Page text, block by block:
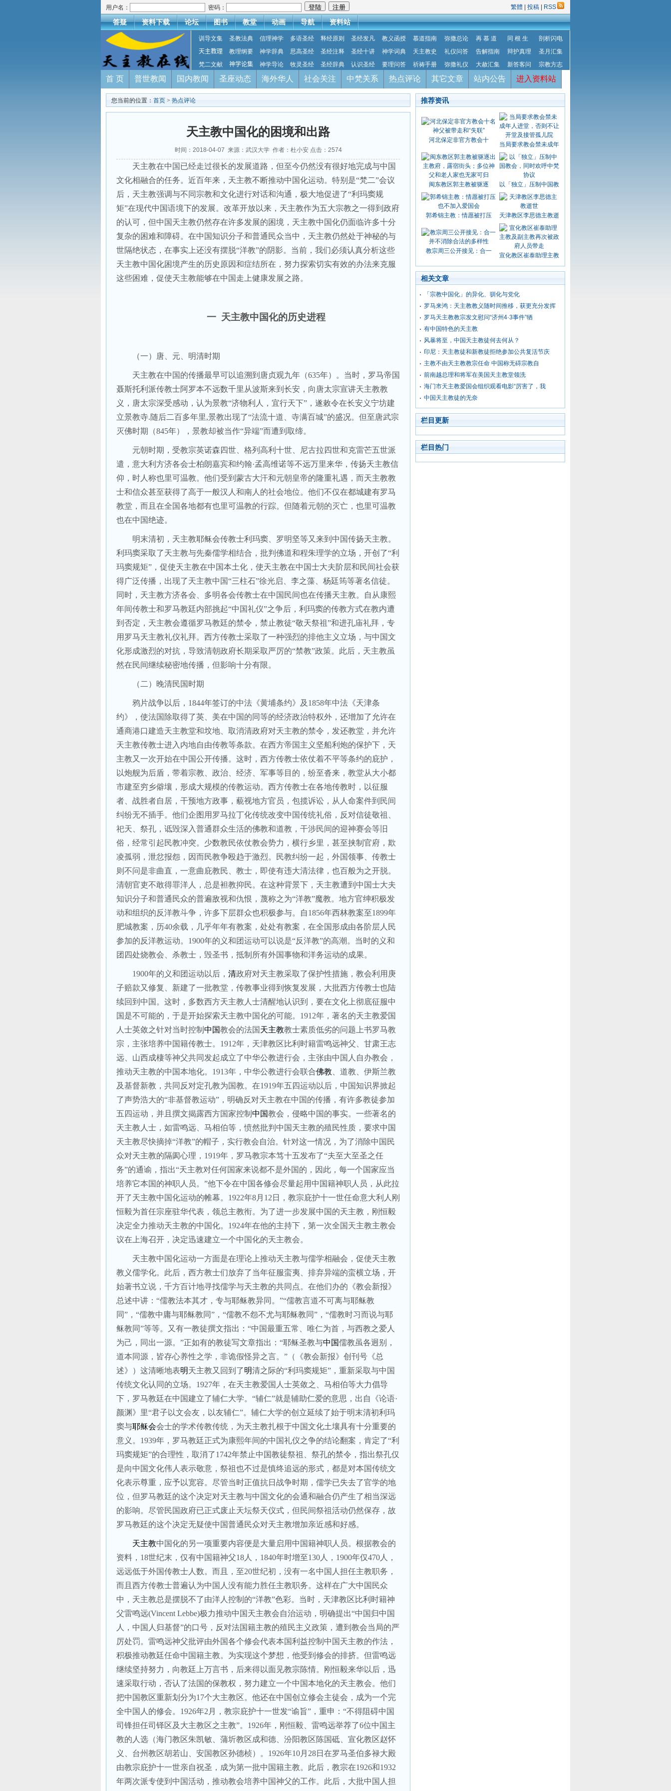
用户名： 密码： 繁體 投稿 RSS
答疑 资料下载 论坛 图书 教堂 动画 导航 资料站
训导文集 圣教法典 信理神学 多语圣经 释经原则 圣经发凡 教义函授 慕道指南 弥撒总论 再 慕 道 同 根 生
剖析闪电
天主教理
教理纲要 神学辞典 思高圣经 圣经注释 圣经十讲 神学词典 天主教史 礼仪问答 告解指南 辩护真理
圣月汇集
梵二文献
神学论集 神学导论 牧灵圣经 圣经辞典 认识圣经 要理问答 祈祷手册 弥撒礼仪 大赦汇集 新答客问 宗教方志
首 页 普世教闻 国内教闻 圣座动态 海外华人 社会关注 中梵关系 热点评论 其它文章 站内公告 进入资料站
您当前的位置： 首页 > 热点评论
天主教中国化的困境和出路
时间：2018-04-07 来源：武汉大学 作者：杜小安 点击： 2574
天主教在中国已经走过很长的发展道路，但至今仍然没有很好地完成与中国
文化相融合的任务。近百年来，天主教不断推动中国化运动。特别是“梵二”会议
后，天主教强调与不同宗教和文化进行对话和沟通，极大地促进了“利玛窦规
矩”在现代中国语境下的发展。改革开放以来，天主教作为五大宗教之一得到政府
的认可，但中国天主教仍然存在许多发展的困境，天主教中国化仍面临许多十分
复杂的困难和障碍。在中国知识分子和普通民众当中，天主教仍然处于神秘的与
世隔绝状态，在事实上还没有摆脱“洋教”的阴影。当前，我们必须认真分析这些
天主教中国化困境产生的历史原因和症结所在，努力探索切实有效的办法来克服
这些困难，促使天主教能够在中国走上健康发展之路。
一 天主教中国化的历史进程
（一）唐、元、明清时期
天主教在中国的传播最早可以追溯到唐贞观九年（635年）。当时，罗马帝国
聂斯托利派传教士阿罗本不远数千里从波斯来到长安，向唐太宗宣讲天主教教
义，唐太宗深受感动，认为景教“济物利人，宜行天下”，遂敕令在长安义宁坊建
立景教寺.随后二百多年里,景教出现了“法流十道、寺满百城”的盛况。但至唐武宗
灭佛时期（845年），景教却被当作“异端”而遭到取缔。
元朝时期，受教宗英诺森四世、格列高利十世、尼古拉四世和克雷芒五世派
遣，意大利方济各会士柏朗嘉宾和约翰·孟高维诺等不远万里来华，传扬天主教信
仰，时人称也里可温教。他们受到蒙古大汗和元朝皇帝的隆重礼遇，而天主教教
士和信众甚至获得了高于一般汉人和南人的社会地位。他们不仅在都城建有罗马
教堂，而且在全国各地都有也里可温教的行踪。但随着元朝的灭亡，也里可温教
也在中国绝迹。
明末清初，天主教耶稣会传教士利玛窦、罗明坚等又来到中国传扬天主教。
利玛窦采取了天主教与先秦儒学相结合，批判佛道和程朱理学的立场，开创了“利
玛窦规矩”，促使天主教在中国本土化，使天主教在中国士大夫阶层和民间社会获
得广泛传播，出现了天主教中国“三柱石”徐光启、李之藻、杨廷筠等著名信徒。
同时，天主教方济各会、多明各会传教士在中国民间也在传播天主教。自从康熙
年间传教士和罗马教廷内部挑起“中国礼仪”之争后，利玛窦的传教方式在教内遭
到否定，天主教会遵循罗马教廷的禁令，禁止教徒“敬天祭祖”和进孔庙礼拜，专
用罗马天主教礼仪礼拜。西方传教士采取了一种强烈的排他主义立场，与中国文
化形成激烈的对抗，导致清朝政府长期采取严厉的“禁教”政策。此后，天主教虽
然在民间继续秘密地传播，但影响十分有限。
（二）晚清民国时期
鸦片战争以后， 1844年签订的中法《黄埔条约》及 1858年中法《天津条
约》，使法国除取得了英、美在中国的同等的经济政治特权外，还增加了允许在
通商港口建造天主教堂和坟地、取消清政府对天主教的禁令，发还教堂，并允许
天主教传教士进入内地自由传教等条款。在西方帝国主义坚船利炮的保护下，天
主教又一次开始在中国公开传播。这时，西方传教士依仗着不平等条约的庇护，
以炮舰为后盾，带着宗教、政治、经济、军事等目的，纷至沓来，教堂从大小都
市建至穷乡僻壤，形成大规模的传教运动。西方传教士在各地传教时，以征服
者、战胜者自居，干预地方政事，藐视地方官员，包揽诉讼，从人命案件到民间
纠纷无不插手。他们企图用罗马拉丁化传统改变中国传统礼俗，反对信徒敬祖、
祀天、祭孔，诋毁深入普通群众生活的佛教和道教，干涉民间的迎神赛会等旧
俗，经常引起民教冲突。少数教民依仗教会势力，横行乡里，甚至挟制官府，欺
凌孤弱，泄忿报怨，因而民教争殴趋于激烈。民教纠纷一起，外国领事、传教士
则不问是非曲直，一意曲庇教民、教士，即使有违大清法律，也百般为之开脱。
清朝官吏不敢得罪洋人，总是袒教抑民。在这种背景下，天主教遭到中国士大夫
知识分子和普通民众的普遍敌视和仇恨，蔑称之为“洋教”魔教。地方官绅积极发
动和组织的反洋教斗争，许多下层群众也积极参与。自1856年西林教案至1899年
肥城教案，历40余载，几乎年年有教案，处处有教案，在全国形成由各阶层人民
参加的反洋教运动。 1900年的义和团运动可以说是“反洋教”的高潮。当时的义和
团四处烧教会、杀教士，毁圣书，抵制所有外国事物和洋务运动的成果。
1900年的义和团运动以后， 清政府对天主教采取了保护性措施，教会利用庚
子赔款又修复、新建了一批教堂，传教事业得到恢复发展，大批西方传教士也陆
续回到中国。这时，多数西方天主教人士清醒地认识到，要在文化上彻底征服中
国是不可能的，于是开始探索天主教中国化的可能。 1912年，著名的天主教爱国
人士英敛之针对当时控制 中国教会的法国 天主教教士素质低劣的问题上书罗马教
宗，主张培养中国籍传教士。 1912年，天津教区比利时籍雷鸣远神父、甘肃王志
远、山西成棲等神父共同发起成立了中华公教进行会，主张由中国人自办教会，
推动天主教的中国本地化。 1913年，中华公教进行会联合佛教 、道教、伊斯兰教
及基督新教，共同反对定孔教为国教。在1919年五四运动以后，中国知识界掀起
了声势浩大的“非基督教运动”，明确反对天主教在中国的传播，有许多教徒参加
五四运动，并且撰文揭露西方国家控制 中国教会，侵略中国的事实。一些著名的
天主教人士，如雷鸣远、马相伯等，愤然批判中国天主教的殖民性质，要求中国
天主教尽快摘掉“洋教”的帽子，实行教会自治。针对这一情况，为了消除中国民
众对天主教的隔阂心理， 1919年，罗马教宗本笃十五发布了“夫至大至圣之任
务”的通谕，指出“天主教对任何国家来说都不是外国的，因此，每一个国家应当
培养它本国的神职人员。”他下令在中国各修会尽量起用中国籍神职人员，从此拉
开了天主教中国化运动的帷幕。 1922年8月 12 日，教宗庇护十一世任命意大利人刚
恒毅为首任宗座驻华代表，领总主教衔。为了进一步发展中国的天主教，刚恒毅
决定全力推动天主教的中国化。 1924年在他的主持下，第一次全国天主教主教会
议在上海召开，决定迅速建立一个中国化的天主教会。
天主教中国化运动一方面是在理论上推动天主教与儒学相融会，促使天主教
教义儒学化。此后，西方教士们放弃了当年征服蛮夷、排弃异端的蛮横立场，开
始著书立说，千方百计地寻找儒学与天主教的共同点。在他们办的《教会新报》
总述中讲：“儒教法本其才，专与耶稣教异同。”“儒教言道不可离与耶稣教
同”，“儒教中庸与耶稣教同”，“儒教不怨不尤与耶稣教同”，“儒教时习而说与耶
稣教同”等等。又有一教徒撰文指出：“中国最重五常、唯仁为首，与西教之爱人
为己，同出一源。”正如有的教徒写文章指出：“耶稣圣教与中国儒教虽各迥别，
道本同源，皆存心养性之学，非诡假怪异之言。”（《教会新报》创刊号《总
述》）这清晰地表明天主教又回到了明清之际的“利玛窦规矩”，重新采取与中国
传统文化认同的立场。 1927年，在天主教爱国人士英敛之、马相伯等大力倡导
下，罗马教廷在中国建立了辅仁大学。“辅仁”就是辅助仁爱的意思，出自《论语·
颜渊》里“君子以文会友，以友辅仁”。辅仁大学的创立延续了始于明末清初利玛
窦与耶稣会会士的学术传教传统，为天主教扎根于中国文化土壤具有十分重要的
意义。 1939年，罗马教廷正式为康熙年间的中国礼仪之争的结论翻案，肯定了“利
玛窦规矩”的合理性，取消了1742年禁止中国教徒祭祖、祭孔的禁令，指出祭孔仅
是向中国文化伟人表示敬意，祭祖也不过是慎终追远的形式，都是对本国传统文
化表示尊重，应予以宽容。尽管当时正值抗日战争时期，儒学已失去了官学的地
位，但罗马教廷的这个决定对天主教与中国文化的会通和融合仍产生了相当深远
的影响。尽管民国政府已正式废止天坛祭天仪式，但民间祭祖活动仍然保存，故
罗马教廷的这个决定无疑使中国普通民众对天主教增加亲近感和好感。
天主教中国化的另一项重要内容便是大量启用中国籍神职人员。根据教会的
资料， 18世纪末，仅有中国籍神父18 人， 1840年时增至130 人， 1900年仅470 人，
远远低于外国传教士人数。而且，至20世纪初，没有一名中国人担任主教职务，
而且西方传教士普遍认为中国人没有能力胜任主教职务。这样在广大中国民众
中，天主教总是摆脱不了由洋人控制的“洋教”色彩。当时，天津教区比利时籍神
父雷鸣远(Vincent Lebbe)极力推动中国天主教会自治运动，明确提出“中国归中国
人，中国人归基督”的口号，反对法国籍主教的殖民主义政策，遭到教会当局的严
厉处罚。雷鸣远神父批评由外国各个修会代表本国利益控制中国天主教的作法，
积极推动教廷任命中国籍主教。为实现这个梦想，他受到修会的排挤。但雷鸣远
继续坚持努力，向教廷上万言书，后来得以面见教宗陈情。刚恒毅来华以后，迅
速采取行动，否认了法国的保教权，努力建立一个中国本地化的天主教会。他们
把中国教区重新划分为17个大主教区。他还在中国创立修会主徒会，成为一个完
全中国人的修会。 1926年2 月，教宗庇护十一世发“谕旨”，重申：“不得阻碍中国
司锋担任司铎区及大主教区之主教”。 1926年，刚恒毅、雷鸣远举荐了6位中国主
教的人选（海门教区朱凯敏、蒲圻教区成和德、汾阳教区陈国砥、宣化教区赵怀
义、台州教区胡若山、安国教区孙德桢）。 1926年10月 28日在罗马圣伯多禄大殿
由教宗庇护十一世亲自祝圣，成为第一批中国籍主教。此后，教宗在1926和1932
年两次派专使到中国活动，推动教会培养中国神父的工作。此后，大批中国人担
推荐资讯
河北保定非官方教会十
当局要求教会禁未成年
闽东教区郭主教被驱逐 以「独立」压制中国教
郭希锦主教：情愿被打压 天津教区李思德主教逝
教宗周三公开接见：合一
宣化教区崔泰助理主教
相关文章
「宗教中国化」的异化、驯化与党化
罗马来鸿：天主教教义随时间推移，获更充分发挥
罗马天主教教宗发文慰问“济州4·3事件”牺
有中国特色的天主教
风暴将至，中国天主教徒何去何从？
印尼：天主教徒和新教徒拒绝参加公共复活节庆
主教不由天主教教宗任命 中国称无碍宗教自
前南越总理和将军在美国天主教堂领洗
海门市天主教爱国会组织观看电影“厉害了，我
中国天主教徒的无奈
栏目更新
栏目热门